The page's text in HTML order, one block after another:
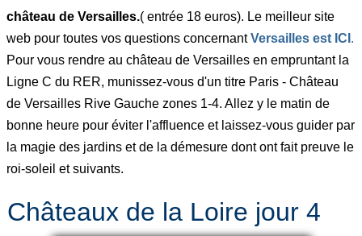
château de Versailles.( entrée 18 euros). Le meilleur site
web pour toutes vos questions concernantVersailles est ICI .
Pour vous rendre au château de Versailles en empruntant la
Ligne C du RER, munissez-vous d'un titre Paris - Château
de Versailles Rive Gauche zones 1-4. Allez y le matin de
bonne heure pour éviter l'affluence et laissez-vous guider par
la magie des jardins et de la démesure dont ont fait preuve le
roi-soleil et suivants.
Châteaux de la Loire jour 4